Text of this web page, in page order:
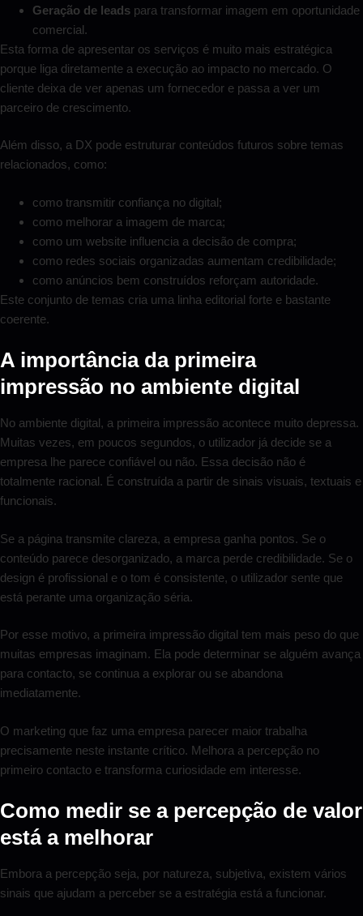
Geração de leads para transformar imagem em oportunidade
comercial.
Esta forma de apresentar os serviços é muito mais estratégica
porque liga diretamente a execução ao impacto no mercado. O
cliente deixa de ver apenas um fornecedor e passa a ver um
parceiro de crescimento.
Além disso, a DX pode estruturar conteúdos futuros sobre temas
relacionados, como:
como transmitir confiança no digital;
como melhorar a imagem de marca;
como um website influencia a decisão de compra;
como redes sociais organizadas aumentam credibilidade;
como anúncios bem construídos reforçam autoridade.
Este conjunto de temas cria uma linha editorial forte e bastante
coerente.
A importância da primeira
impressão no ambiente digital
No ambiente digital, a primeira impressão acontece muito depressa.
Muitas vezes, em poucos segundos, o utilizador já decide se a
empresa lhe parece confiável ou não. Essa decisão não é
totalmente racional. É construída a partir de sinais visuais, textuais e
funcionais.
Se a página transmite clareza, a empresa ganha pontos. Se o
conteúdo parece desorganizado, a marca perde credibilidade. Se o
design é profissional e o tom é consistente, o utilizador sente que
está perante uma organização séria.
Por esse motivo, a primeira impressão digital tem mais peso do que
muitas empresas imaginam. Ela pode determinar se alguém avança
para contacto, se continua a explorar ou se abandona
imediatamente.
O marketing que faz uma empresa parecer maior trabalha
precisamente neste instante crítico. Melhora a percepção no
primeiro contacto e transforma curiosidade em interesse.
Como medir se a percepção de valor
está a melhorar
Embora a percepção seja, por natureza, subjetiva, existem vários
sinais que ajudam a perceber se a estratégia está a funcionar.